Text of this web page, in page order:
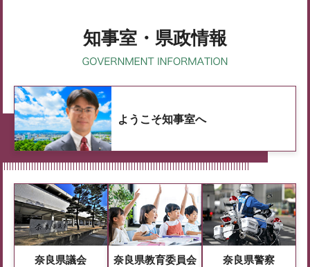
知事室・県政情報
ようこそ知事室へ
奈良県議会 奈良県教育委員会 奈良県警察